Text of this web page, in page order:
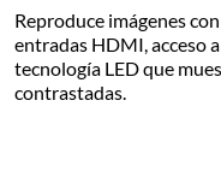
Reproduce imágenes
entradas HDMI, acceso
tecnología LED que
contrastadas.